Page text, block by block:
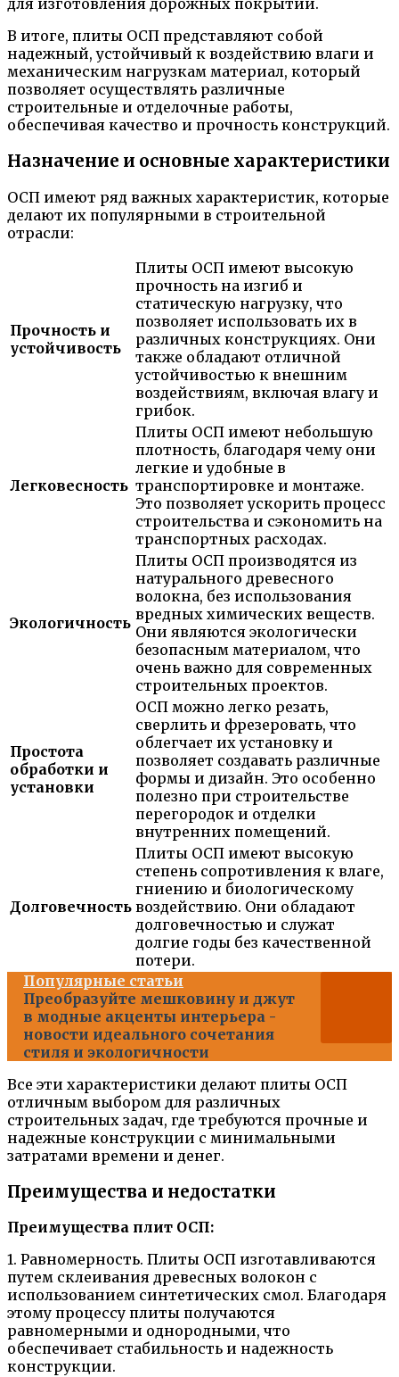
для изготовления дорожных покрытий.
В итоге, плиты ОСП представляют собой
надежный, устойчивый к воздействию влаги и
механическим нагрузкам материал, который
позволяет осуществлять различные
строительные и отделочные работы,
обеспечивая качество и прочность конструкций.
Назначение и основные характеристики
ОСП имеют ряд важных характеристик, которые
делают их популярными в строительной
отрасли:
Прочность и
устойчивость
Плиты ОСП имеют высокую
прочность на изгиб и
статическую нагрузку, что
позволяет использовать их в
различных конструкциях. Они
также обладают отличной
устойчивостью к внешним
воздействиям, включая влагу и
грибок.
Легковесность
Плиты ОСП имеют небольшую
плотность, благодаря чему они
легкие и удобные в
транспортировке и монтаже.
Это позволяет ускорить процесс
строительства и сэкономить на
транспортных расходах.
Экологичность
Плиты ОСП производятся из
натурального древесного
волокна, без использования
вредных химических веществ.
Они являются экологически
безопасным материалом, что
очень важно для современных
строительных проектов.
Простота
обработки и
установки
ОСП можно легко резать,
сверлить и фрезеровать, что
облегчает их установку и
позволяет создавать различные
формы и дизайн. Это особенно
полезно при строительстве
перегородок и отделки
внутренних помещений.
Долговечность
Плиты ОСП имеют высокую
степень сопротивления к влаге,
гниению и биологическому
воздействию. Они обладают
долговечностью и служат
долгие годы без качественной
потери.
Популярные статьи
Преобразуйте мешковину и джут
в модные акценты интерьера -
новости идеального сочетания
стиля и экологичности
Все эти характеристики делают плиты ОСП
отличным выбором для различных
строительных задач, где требуются прочные и
надежные конструкции с минимальными
затратами времени и денег.
Преимущества и недостатки
Преимущества плит ОСП:
1. Равномерность. Плиты ОСП изготавливаются
путем склеивания древесных волокон с
использованием синтетических смол. Благодаря
этому процессу плиты получаются
равномерными и однородными, что
обеспечивает стабильность и надежность
конструкции.